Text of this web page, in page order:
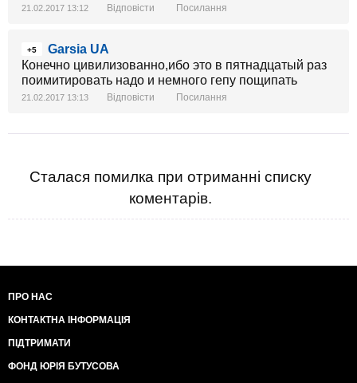
21.02.2017 13:12 Відповісти Посилання
+5
Garsia UA
Конечно цивилизованно,ибо это в пятнадцатый раз
поимитировать надо и немного гепу пощипать
21.02.2017 13:13 Відповісти Посилання
Сталася помилка при отриманні списку
коментарів.
ПРО НАС
КОНТАКТНА ІНФОРМАЦІЯ
ПІДТРИМАТИ
ФОНД ЮРІЯ БУТУСОВА